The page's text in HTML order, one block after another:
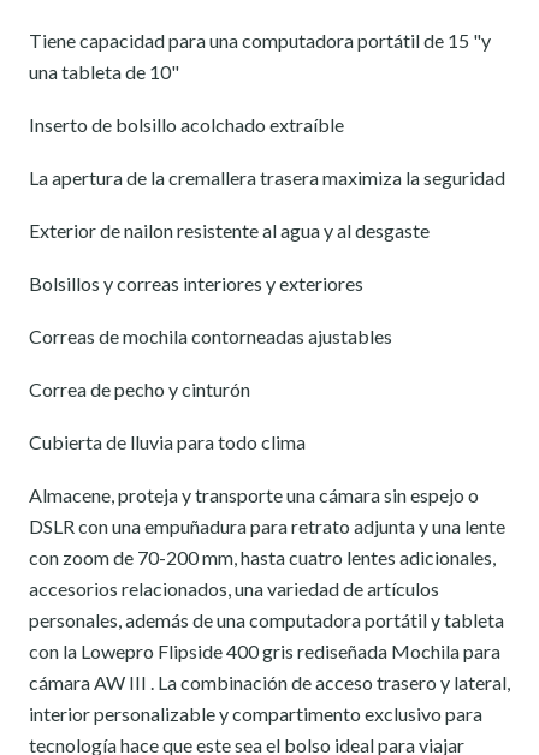
Tiene capacidad para una computadora portátil de 15 "y
una tableta de 10"
Inserto de bolsillo acolchado extraíble
La apertura de la cremallera trasera maximiza la seguridad
Exterior de nailon resistente al agua y al desgaste
Bolsillos y correas interiores y exteriores
Correas de mochila contorneadas ajustables
Correa de pecho y cinturón
Cubierta de lluvia para todo clima
Almacene, proteja y transporte una cámara sin espejo o
DSLR con una empuñadura para retrato adjunta y una lente
con zoom de 70-200 mm, hasta cuatro lentes adicionales,
accesorios relacionados, una variedad de artículos
personales, además de una computadora portátil y tableta
con la Lowepro Flipside 400 gris rediseñada Mochila para
cámara AW III . La combinación de acceso trasero y lateral,
interior personalizable y compartimento exclusivo para
tecnología hace que este sea el bolso ideal para viajar